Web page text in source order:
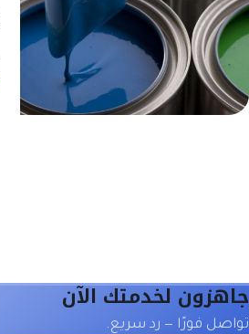
جاهزون لخدمتك الآن
تواصل فورًا — رد سريع.